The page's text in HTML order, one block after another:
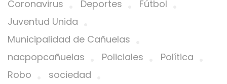
Coronavirus
Deportes
Fútbol
Juventud Unida
Municipalidad de Cañuelas
nacpopcañuelas
Policiales
Política
Robo
sociedad